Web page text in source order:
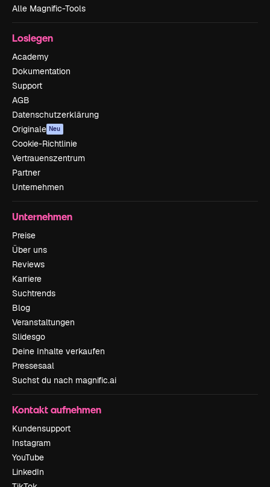
Alle Magnific-Tools
Loslegen
Academy
Dokumentation
Support
AGB
Datenschutzerklärung
Originale Neu
Cookie-Richtlinie
Vertrauenszentrum
Partner
Unternehmen
Unternehmen
Preise
Über uns
Reviews
Karriere
Suchtrends
Blog
Veranstaltungen
Slidesgo
Deine Inhalte verkaufen
Pressesaal
Suchst du nach magnific.ai
Kontakt aufnehmen
Kundensupport
Instagram
YouTube
LinkedIn